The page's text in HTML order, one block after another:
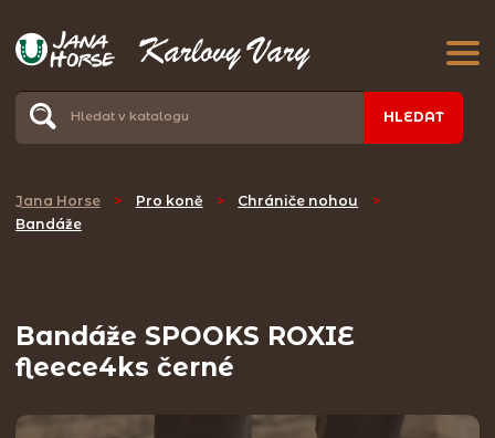
HLEDAT
Jana Horse > Pro koně > Chrániče nohou
>
Bandáže
Bandáže SPOOKS ROXIE
fleece4ks černé